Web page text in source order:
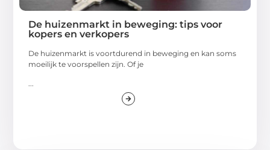
De huizenmarkt in beweging: tips voor
kopers en verkopers
De huizenmarkt is voortdurend in beweging en kan soms
moeilijk te voorspellen zijn. Of je